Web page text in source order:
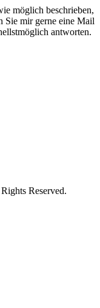
möglich beschrieben,
Sie mir gerne eine Mail
antworten.
Reserved.